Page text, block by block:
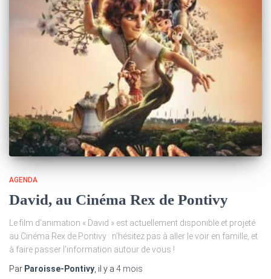
AGENDA
David, au Cinéma Rex de Pontivy
Le film d’animation « David » est actuellement disponible et projeté
au Cinéma Rex de Pontivy : n’hésitez pas à aller le voir en famille, et
à faire passer l’information autour de vous !
Par Paroisse-Pontivy , il y a 4 mois